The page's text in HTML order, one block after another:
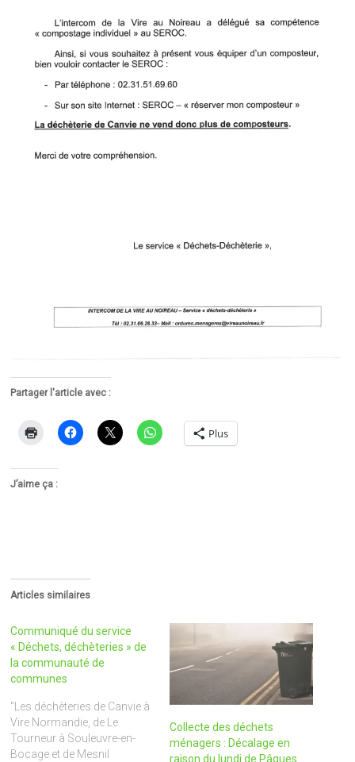
Partager l'article avec :
Plus
J’aime ça :
Articles similaires
Communiqué du service
« Déchets, déchèteries » de
la communauté de
communes
"Les déchèteries de Canvie à
Vire Normandie, de Le
Tourneur à Souleuvre-en-
Bocage et de Mesnil
Collecte des déchets
ménagers : Décalage en
raison du lundi de Pâques